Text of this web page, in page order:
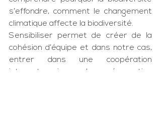
s’effondre, comment le changement
climatique affecte la biodiversité.
Sensibiliser permet de créer de la
cohésion d’équipe et dans notre cas,
entrer dans une coopération
interentreprises de préservation